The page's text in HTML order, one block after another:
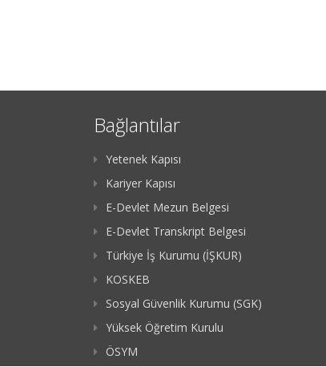
Bağlantılar
Yetenek Kapısı
Kariyer Kapısı
E-Devlet Mezun Belgesi
E-Devlet Transkript Belgesi
Türkiye İş Kurumu (İŞKUR)
KOSKEB
Sosyal Güvenlik Kurumu (SGK)
Yüksek Öğretim Kurulu
ÖSYM